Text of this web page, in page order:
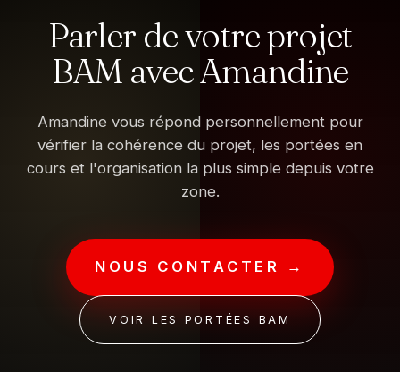
Parler de votre projet
BAM avec Amandine
Amandine vous répond personnellement pour
vérifier la cohérence du projet, les portées en
cours et l'organisation la plus simple depuis votre
zone.
NOUS CONTACTER →
VOIR LES PORTÉES BAM